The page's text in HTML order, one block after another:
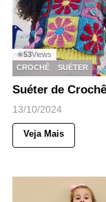
◉53Views
CROCHÊ
SUÉTER
Suéter de
13/10/2024
Veja Mais